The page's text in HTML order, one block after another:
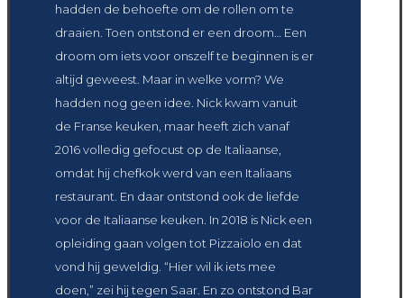
hadden de behoefte om de rollen om te
draaien. Toen ontstond er een droom… Een
droom om iets voor onszelf te beginnen is er
altijd geweest. Maar in welke vorm? We
hadden nog geen idee. Nick kwam vanuit
de Franse keuken, maar heeft zich vanaf
2016 volledig gefocust op de Italiaanse,
omdat hij chefkok werd van een Italiaans
restaurant. En daar ontstond ook de liefde
voor de Italiaanse keuken. In 2018 is Nick een
opleiding gaan volgen tot Pizzaiolo en dat
vond hij geweldig. “Hier wil ik iets mee
doen,” zei hij tegen Saar. En zo ontstond Bar